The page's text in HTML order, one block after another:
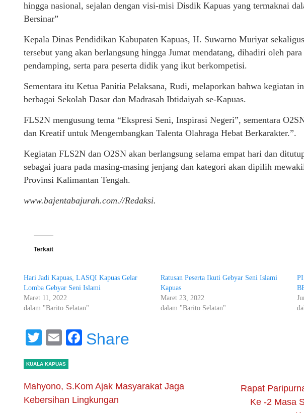
hingga nasional, sejalan dengan visi-misi Disdik Kapuas yang termaknai
Bersinar”
Kepala Dinas Pendidikan Kabupaten Kapuas, H. Suwarno Muriyat
tersebut yang akan berlangsung hingga Jumat mendatang, dihadiri oleh
pendamping, serta para peserta didik yang ikut berkompetisi.
Sementara itu Ketua Panitia Pelaksana, Rudi, melaporkan bahwa kegiatan
berbagai Sekolah Dasar dan Madrasah Ibtidaiyah se-Kapuas.
FLS2N mengusung tema “Ekspresi Seni, Inspirasi Negeri”, sementara
dan Kreatif untuk Mengembangkan Talenta Olahraga Hebat Berkarakter.”.
Kegiatan FLS2N dan O2SN akan berlangsung selama empat hari dan
sebagai juara pada masing-masing jenjang dan kategori akan dipilih
Provinsi Kalimantan Tengah.
www.bajentabajurah.com.//Redaksi.
Terkait
Hari Jadi Kapuas, LASQI Kapuas Gelar
Lomba Gebyar Seni Islami
Maret 11, 2022
dalam "Barito Selatan"
Ratusan Peserta Ikuti Gebyar Seni Islami
Kapuas
Maret 23, 2022
dalam "Barito Selatan"
Twitter
EmailFacebook
Share
KUALA KAPUAS
Mahyono, S.Kom Ajak Masyarakat Jaga
Kebersihan Lingkungan
Rapat
Ke -2 Masa